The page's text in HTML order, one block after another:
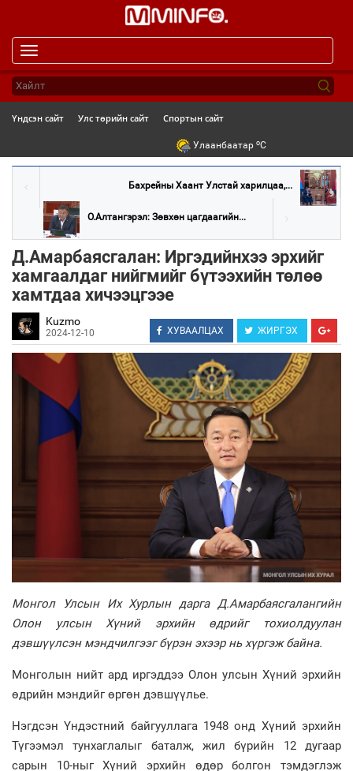
navigation
Үндсэн сайт Улс төрийн сайт Спортын сайт
Улаанбаатар oC
Бахрейны Хаант Улстай харилцаа,...
О.Алтангэрэл: Зөвхөн цагдаагийн...
Д.Амарбаясгалан: Иргэдийнхээ эрхийг
хамгаалдаг нийгмийг бүтээхийн төлөө
хамтдаа хичээцгээе
Kuzmo
2024-12-10 ХУВААЛЦАХ ЖИРГЭХ
Монгол Улсын Их Хурлын дарга Д.Амарбаясгалангийн
Олон улсын Хүний эрхийн өдрийг тохиолдуулан
дэвшүүлсэн мэндчилгээг бүрэн эхээр нь хүргэж байна.
Монголын нийт ард иргэддээ Олон улсын Хүний эрхийн
өдрийн мэндийг өргөн дэвшүүлье.
Нэгдсэн Үндэстний байгууллага 1948 онд Хүний эрхийн
Түгээмэл тунхаглалыг баталж, жил бүрийн 12 дугаар
сарын 10-ныг Хүний эрхийн өдөр болгон тэмдэглэж